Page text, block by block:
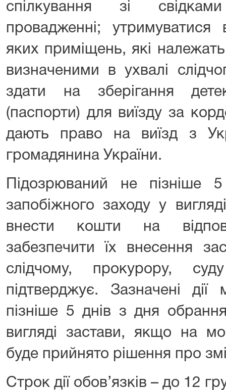
спілкування зі
провадженні; утримуватися
яких приміщень, які
визначеними в ухвалі
здати на зберігання
(паспорти) для виїзду за
дають право на виїзд з
громадянина України.
Підозрюваний не
запобіжного заходу у
внести кошти на
забезпечити їх внесення
слідчому, прокурору,
підтверджує. Зазначені дії
пізніше 5 днів з дня
вигляді застави, якщо на
буде прийнято рішення про
Строк дії обов’язків – до 12